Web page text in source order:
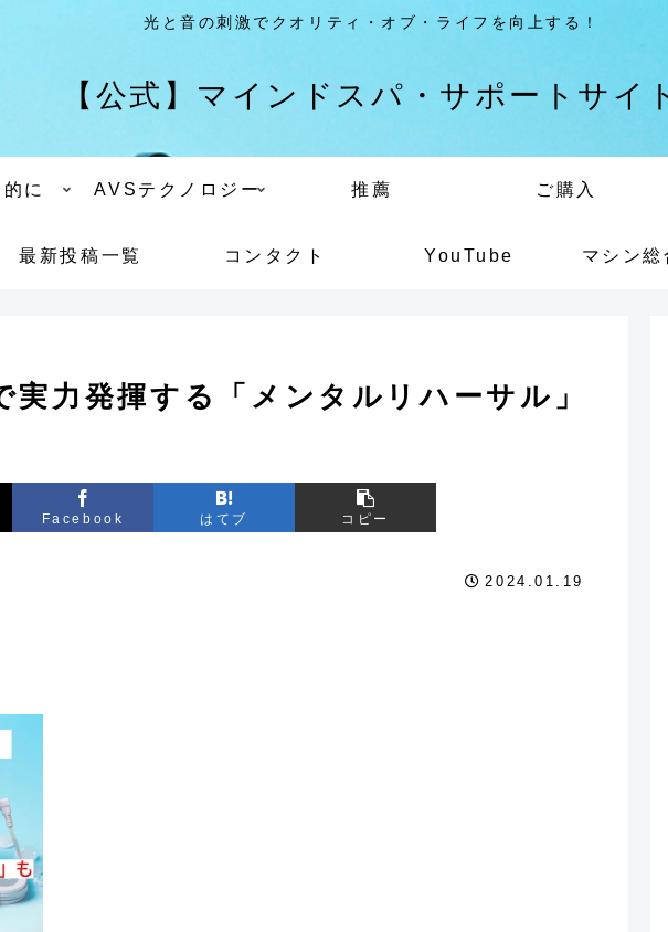
光と音の刺激でクオリティ・オブ・ライフを向上する！
【公式】マインドスパ・サポートサイ
に AVSテクノロジー 推薦 ご購入
最新投稿一覧 コンタクト YouTube マシン総
実力発揮する「メンタルリハーサル」
Facebook はてブ コピー
2024.01.19